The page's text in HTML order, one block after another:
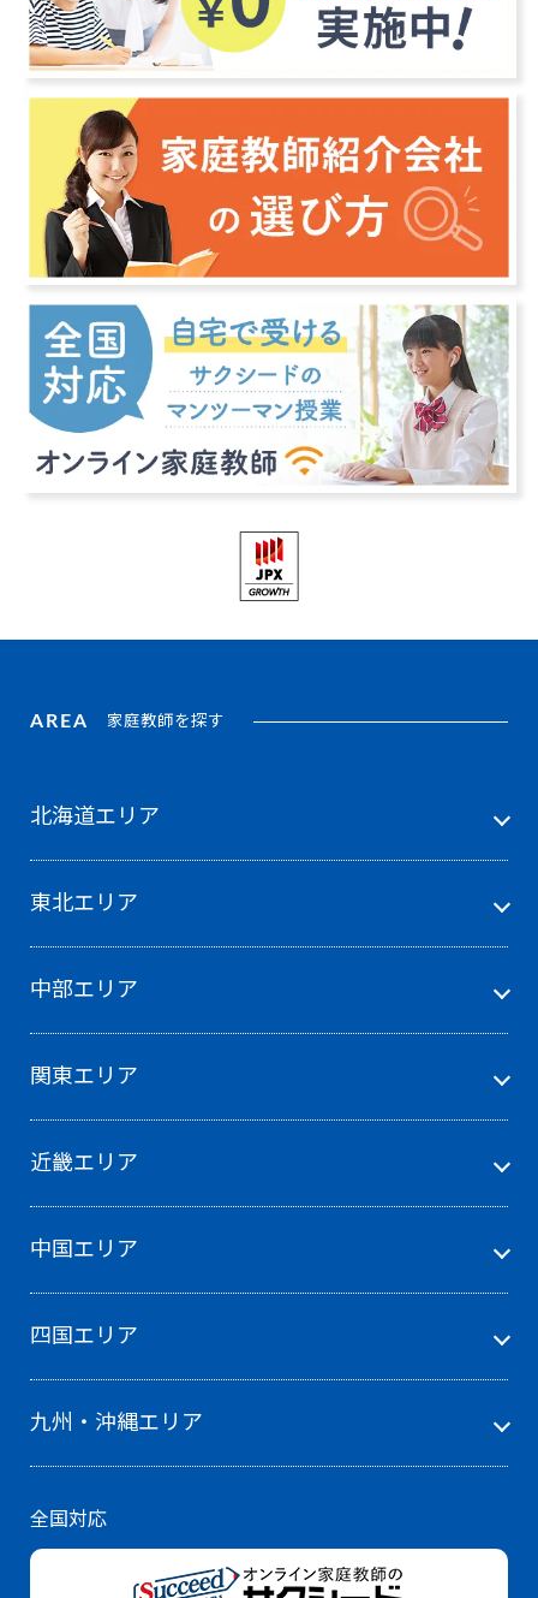
AREA 家庭教師を探す
北海道エリア
東北エリア
中部エリア
関東エリア
近畿エリア
中国エリア
四国エリア
九州・沖縄エリア
全国対応